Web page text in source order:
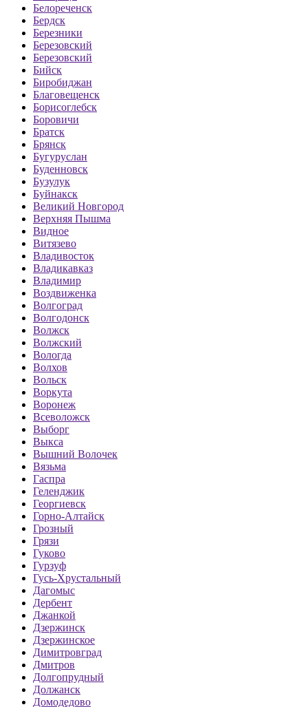
Белореченск
Бердск
Березники
Березовский
Березовский
Бийск
Биробиджан
Благовещенск
Борисоглебск
Боровичи
Братск
Брянск
Бугуруслан
Буденновск
Бузулук
Буйнакск
Великий Новгород
Верхняя Пышма
Видное
Витязево
Владивосток
Владикавказ
Владимир
Воздвиженка
Волгоград
Волгодонск
Волжск
Волжский
Вологда
Волхов
Вольск
Воркута
Воронеж
Всеволожск
Выборг
Выкса
Вышний Волочек
Вязьма
Гаспра
Геленджик
Георгиевск
Горно-Алтайск
Грозный
Грязи
Гуково
Гурзуф
Гусь-Хрустальный
Дагомыс
Дербент
Джанкой
Дзержинск
Дзержинское
Димитровград
Дмитров
Долгопрудный
Должанск
Домодедово